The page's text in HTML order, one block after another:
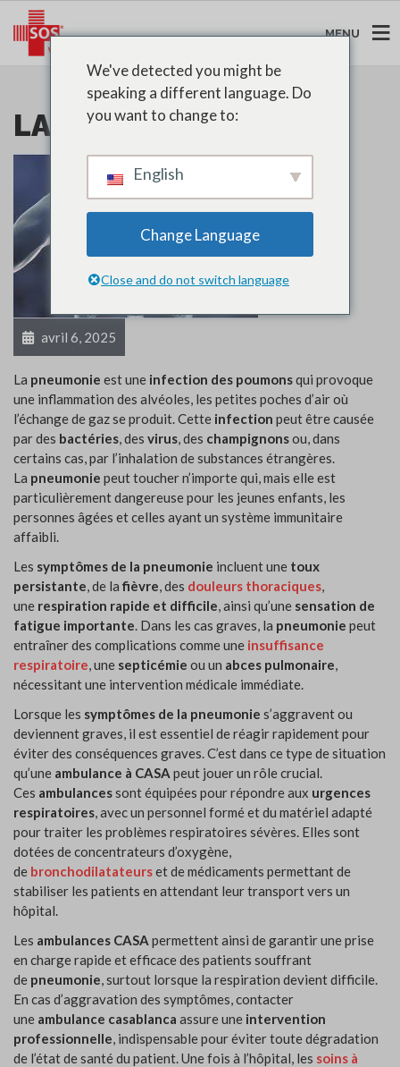
MENU
LA PNEUMONIE
avril 6, 2025
La pneumonie est une infection des poumonsqui provoque
une inflammation des alvéoles, les petites poches d’air où
l’échange de gaz se produit. Cette infection peut être causée
par des bactéries, des virus, des champignonsou, dans
certains cas, par l’inhalation de substances étrangères.
La pneumonie peut toucher n’importe qui, mais elle est
particulièrement dangereuse pour les jeunes enfants, les
personnes âgées et celles ayant un système immunitaire
affaibli.
Les symptômes de la pneumonie incluent une toux
persistante, de la fièvre, des douleurs thoraciques,
une respiration rapide et difficile, ainsi qu’une sensation de
fatigue importante. Dans les cas graves, la pneumonie peut
entraîner des complications comme une insuffisance
respiratoire, une septicémie ou un abces pulmonaire,
nécessitant une intervention médicale immédiate.
Lorsque les symptômes de la pneumonie s’aggravent ou
deviennent graves, il est essentiel de réagir rapidement pour
éviter des conséquences graves. C’est dans ce type de situation
qu’une ambulance à CASA peut jouer un rôle crucial.
Ces ambulancessont équipées pour répondre aux urgences
respiratoires, avec un personnel formé et du matériel adapté
pour traiter les problèmes respiratoires sévères. Elles sont
dotées de concentrateurs d’oxygène,
de bronchodilatateurset de médicaments permettant de
stabiliser les patients en attendant leur transport vers un
hôpital.
Les ambulances CASA permettent ainsi de garantir une prise
en charge rapide et efficace des patients souffrant
de pneumonie, surtout lorsque la respiration devient difficile.
En cas d’aggravation des symptômes, contacter
une ambulance casablanca assure une intervention
professionnelle, indispensable pour éviter toute dégradation
de l’état de santé du patient. Une fois à l’hôpital, les soins à
We've detected you might be
speaking a different language. Do
you want to change to:
English
Change Language
Close and do not switch language